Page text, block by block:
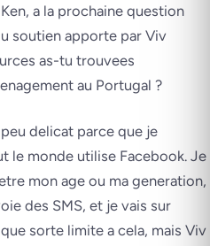
a la prochaine question
soutien apporte par Viv
as-tu trouvees
au Portugal ?
delicat parce que je
le monde utilise Facebook. Je
mon age ou ma generation,
des SMS, et je vais sur
sorte limite a cela, mais Viv